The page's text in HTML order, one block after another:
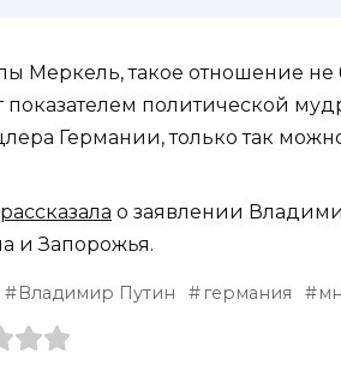
Меркель, такое отношение не
показателем политической
Германии, только так
рассказала о заявлении
и Запорожья.
Владимир Путин германия